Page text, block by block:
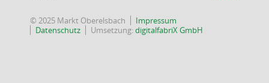
© 2025 Markt Oberelsbach
Impressum
Datenschutz
Umsetzung:digitalfabriX GmbH